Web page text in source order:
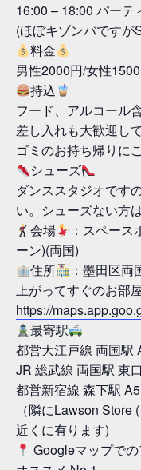
16:00 – 18:00 パーテ
(ほぼキゾンバです
料金
男性2000円/女性
持込
フード、アルコール
差し入れも大歓迎し
ゴミのお持ち帰りに
シューズ
ダンススタジオです
い。シューズない方
会場
：スペー
ーン)(両国)
住所
：墨田区
上がってすぐのお部
https://
最寄駅
都営大江戸線 両国駅
JR 総武線 両国駅 東
都営新宿線 森下駅
（隣にLawson
近くに有ります)
Googleマップで